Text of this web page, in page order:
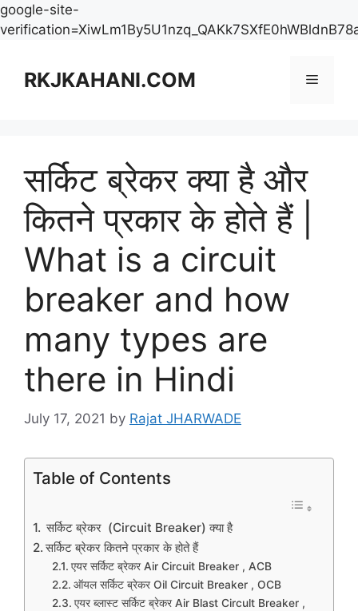
google-site-
contentRKJKAHANI.COM Menu
सर्किट ब्रेकर क्या है और
कितने प्रकार के होते हैं |
What is a circuit
breaker and how
many types are
there in Hindi
July 17, 2021 by Rajat JHARWADE
Table of Contents
सर्किट ब्रेकर (Circuit Breaker) क्या है
सर्किट ब्रेकर कितने प्रकार के होते हैं
एयर सर्किट ब्रेकर Air Circuit Breaker , ACB
ऑयल सर्किट ब्रेकर Oil Circuit Breaker , OCB
एयर ब्लास्ट सर्किट ब्रेकर Air Blast Circult Breaker ,